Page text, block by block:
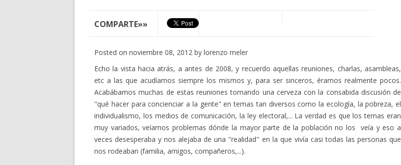
COMPARTE»»
Posted on noviembre 08, 2012 by lorenzo meler
Echo la vista hacia atrás, a antes de 2008, y recuerdo aquellas reuniones, charlas, asambleas,
etc a las que acudíamos siempre los mismos y, para ser sinceros, éramos realmente pocos.
Acabábamos muchas de estas reuniones tomando una cerveza con la consabida discusión de
"qué hacer para concienciar a la gente" en temas tan diversos como la ecología, la pobreza, el
individualismo, los medios de comunicación, la ley electoral,... La verdad es que los temas eran
muy variados, veíamos problemas dónde la mayor parte de la población no los veía y eso a
veces desesperaba y nos alejaba de una "realidad" en la que vivía casi todas las personas que
nos rodeaban (familia, amigos, compañeros,...).